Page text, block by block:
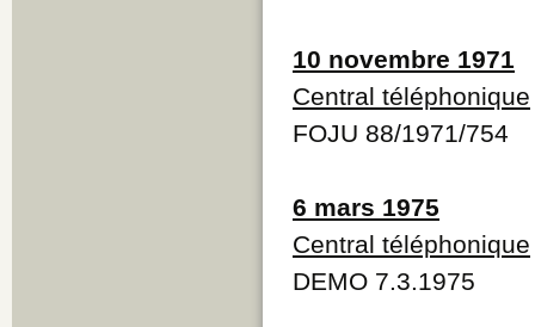
10 novembre 1971
Central téléphonique
FOJU 88/1971/754
6 mars 1975
Central téléphonique
DEMO 7.3.1975